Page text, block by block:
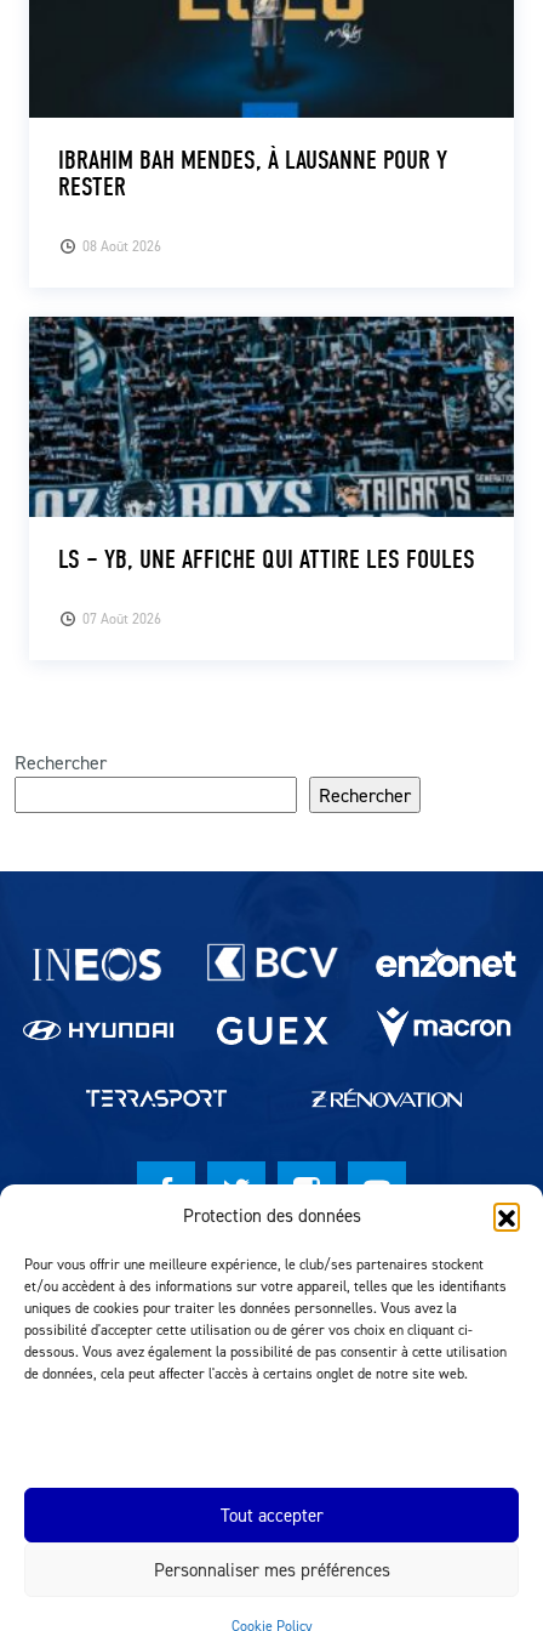
Protection des données
Pour vous offrir une meilleure expérience, le club/ses partenaires stockent
et/ou accèdent à des informations sur votre appareil, telles que les identifiants
uniques de cookies pour traiter les données personnelles. Vous avez la
possibilité d'accepter cette utilisation ou de gérer vos choix en cliquant ci-
dessous. Vous avez également la possibilité de pas consentir à cette utilisation
de données, cela peut affecter l'accès à certains onglet de notre site web.
Tout accepter
Personnaliser mes préférences
Cookie Policy
08 Août 2026
IBRAHIM BAH MENDES, À LAUSANNE POUR Y
RESTER
07 Août 2026
LS – YB, UNE AFFICHE QUI ATTIRE LES FOULES
Rechercher
Rechercher
Partenaires du lausanne-Sport
© Lausanne Sport Football Club 2026
Réalisation MTM Agency